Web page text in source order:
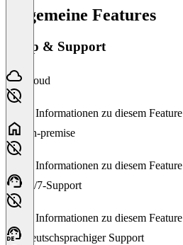
Allgemeine Features
Setup & Support
Cloud
Keine Informationen zu diesem Feature
On-premise
Keine Informationen zu diesem Feature
24/7-Support
Keine Informationen zu diesem Feature
Deutschsprachiger Support